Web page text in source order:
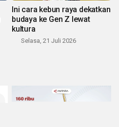
Ini cara kebun raya dekatkan
budaya ke Gen Z lewat
kultura
Selasa, 21 Juli 2026